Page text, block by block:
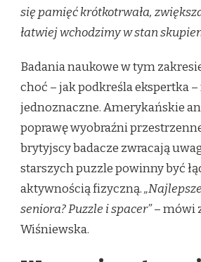
się pamięć krótkotrwała,
łatwiej wchodzimy w stan
Badania naukowe w tym
choć – jak podkreśla ekspertka –
jednoznaczne. Amerykańskie
poprawę wyobraźni
brytyjscy badacze zwracają
starszych puzzle powinny być
aktywnością fizyczną.
seniora? Puzzle i spacer”– mówi
Wiśniewska.